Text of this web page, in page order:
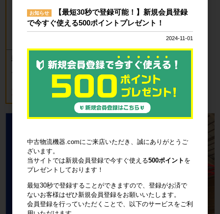
新品 カゴ台車 ロールボックスパレッ
ト(樹脂底板) W850×D650×H1700mm
ブルー
18,700円税込20,570円
お知らせ
【最短30秒で登録可能！】新規会員登録
で今すぐ使える500ポイントプレゼント！
2024-11-01
中古物流機器.comにご来店いただき、誠にありがとうご
ざいます。
当サイトでは新規会員登録で今すぐ使える500ポイント を
プレゼントしております！
最短30秒で登録することができますので、登録がお済で
ないお客様はぜひ新規会員登録をお願いいたします。
会員登録を行っていただくことで、以下のサービスをご利